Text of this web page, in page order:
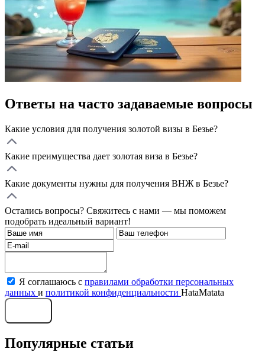
Ответы на часто задаваемые вопросы
Какие условия для получения золотой визы в Безье?
Какие преимущества дает золотая виза в Безье?
Какие документы нужны для получения ВНЖ в Безье?
Остались вопросы? Свяжитесь с нами — мы поможем
подобрать идеальный вариант!
Я соглашаюсь с правилами обработки персональных
данных и политикой конфиденциальности HataMatata
Популярные статьи